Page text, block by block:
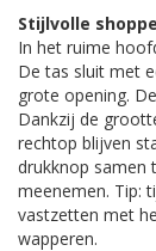
Stijlvolle
In het ruime
De tas sluit met
grote opening.
Dankzij de
rechtop blijven
drukknop samen
meenemen. Tip:
vastzetten met
wapperen.